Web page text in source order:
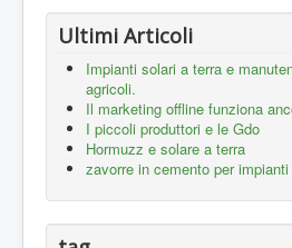
Ultimi Articoli
Impianti solari a terra e
agricoli.
Il marketing offline funziona
I piccoli produttori e le Gdo
Hormuzz e solare a terra
zavorre in cemento per